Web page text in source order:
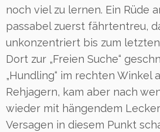
noch viel zu lernen. Ein Rüde
passabel zuerst fährtentreu,
unkonzentriert bis zum
Dort zur „Freien Suche“
„Hundling“ im rechten Winkel
Rehjagern, kam aber nach
wieder mit hängendem
Versagen in diesem Punkt